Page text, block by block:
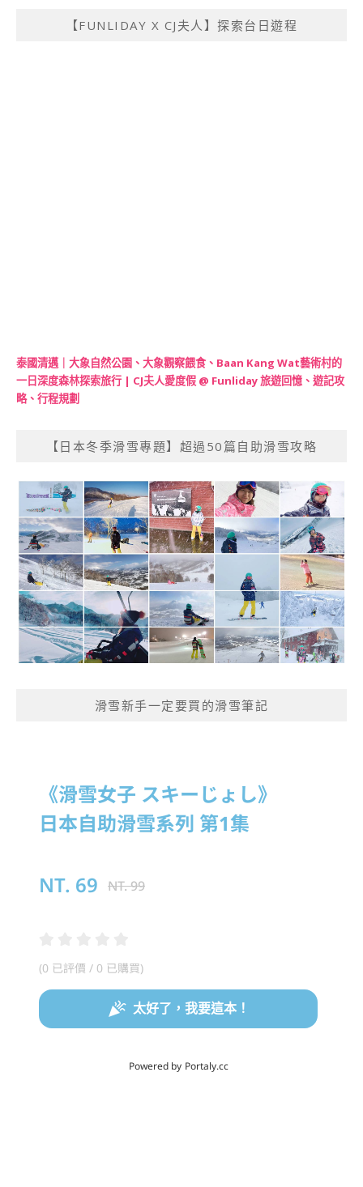
【FUNLIDAY X CJ夫人】探索台日遊程
泰國清邁｜大象自然公園、大象觀察餵食、Baan Kang Wat藝術村的
一日深度森林探索旅行 | CJ夫人愛度假 @ Funliday 旅遊回憶、遊記攻
略、行程規劃
【日本冬季滑雪專題】超過50篇自助滑雪攻略
滑雪新手一定要買的滑雪筆記